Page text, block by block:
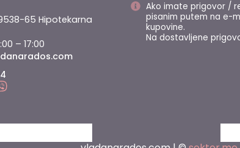
65 Hipotekarna
– 17:00
Ako imate prigovor /
pisanim putem na e-
kupovine.
Na dostavljene